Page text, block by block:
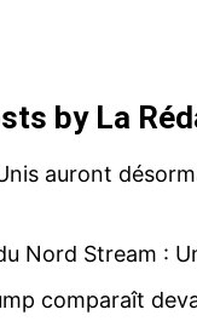
by La
auront
Nord Stream :
comparaît